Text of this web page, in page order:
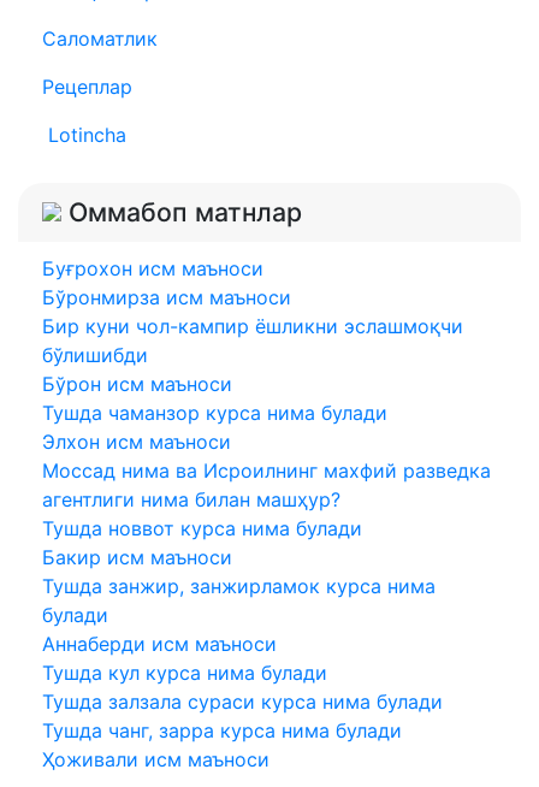
Саломатлик
Рецеплар
Lotincha
Оммабоп матнлар
Буғрохон исм маъноси
Бўронмирза исм маъноси
Бир куни чол-кампир ёшликни эслашмоқчи
бўлишибди
Бўрон исм маъноси
Тушда чаманзор курса нима булади
Элхон исм маъноси
Моссад нима ва Исроилнинг махфий разведка
агентлиги нима билан машҳур?
Тушда новвот курса нима булади
Бакир исм маъноси
Тушда занжир, занжирламок курса нима
булади
Аннаберди исм маъноси
Тушда кул курса нима булади
Тушда залзала сураси курса нима булади
Тушда чанг, зарра курса нима булади
Ҳоживали исм маъноси